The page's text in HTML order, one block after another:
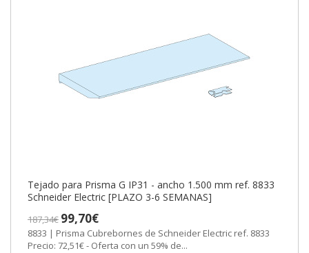
Tejado para Prisma G IP31 - ancho 1.500 mm ref. 8833
Schneider Electric [PLAZO 3-6 SEMANAS]
187,34€ 99,70€
8833 | Prisma Cubrebornes de Schneider Electric ref. 8833
Precio: 72,51€ - Oferta con un 59% de...